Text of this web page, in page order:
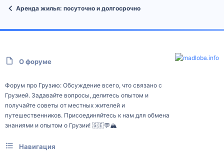
Аренда жилья: посуточно и долгосрочно
О форуме
Форум про Грузию: Обсуждение всего, что связано с
Грузией. Задавайте вопросы, делитесь опытом и
получайте советы от местных жителей и
путешественников. Присоединяйтесь к нам для обмена
знаниями и опытом о Грузии! 🇬🇪💬🏔️
Навигация